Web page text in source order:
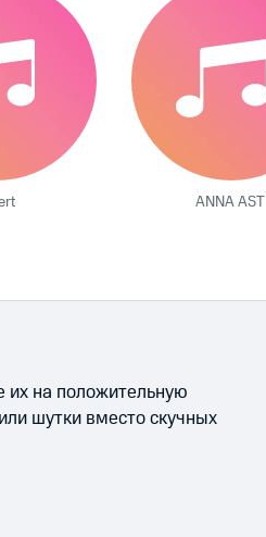
ANNA ASTI
их на положительную
шутки вместо скучных